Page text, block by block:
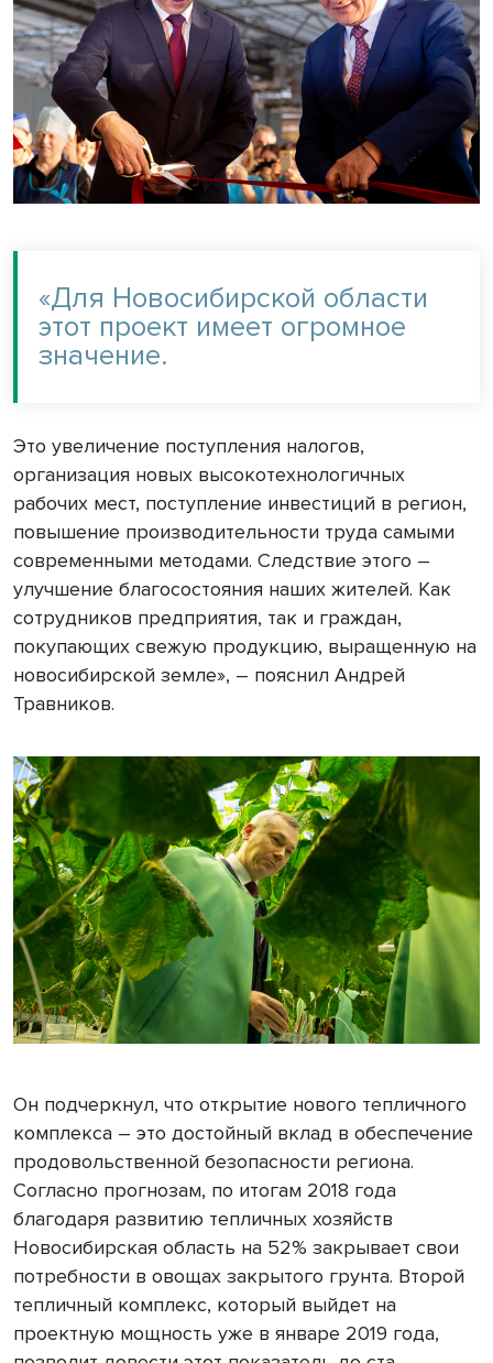
«Для Новосибирской области
этот проект имеет огромное
значение.
Это увеличение поступления налогов,
организация новых высокотехнологичных
рабочих мест, поступление инвестиций в регион,
повышение производительности труда самыми
современными методами. Следствие этого –
улучшение благосостояния наших жителей. Как
сотрудников предприятия, так и граждан,
покупающих свежую продукцию, выращенную на
новосибирской земле», – пояснил Андрей
Травников.
Он подчеркнул, что открытие нового тепличного
комплекса – это достойный вклад в обеспечение
продовольственной безопасности региона.
Согласно прогнозам, по итогам 2018 года
благодаря развитию тепличных хозяйств
Новосибирская область на 52% закрывает свои
потребности в овощах закрытого грунта. Второй
тепличный комплекс, который выйдет на
проектную мощность уже в январе 2019 года,